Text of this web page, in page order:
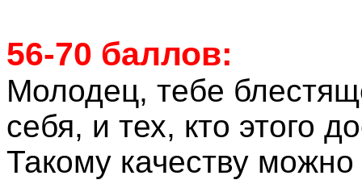
56-70 баллов:
Молодец, тебе
себя, и тех, кто этого
Такому качеству